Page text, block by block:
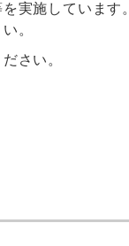
実施していま
。
さい。